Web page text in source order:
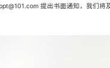
提出书面通知，我们将